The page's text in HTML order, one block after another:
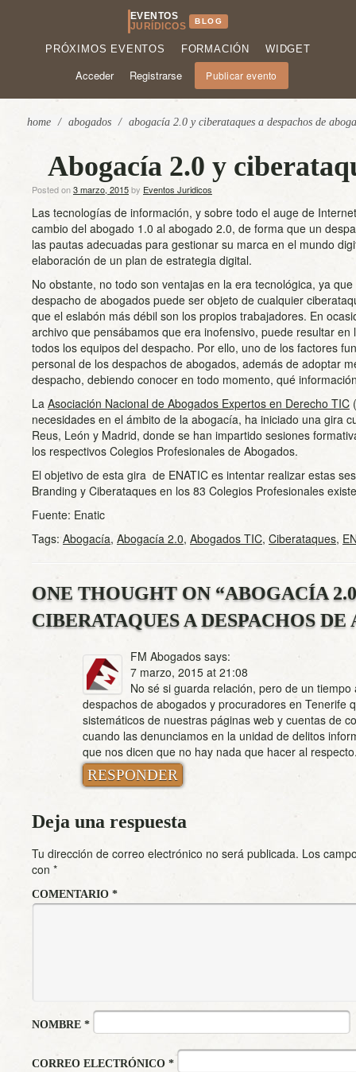
EVENTOS
JURÍDICOS
BLOG
PRÓXIMOS EVENTOS FORMACIÓN WIDGET
Acceder Registrarse Publicar evento
home / abogados / abogacía 2.0 y ciberataques a despachos de
Abogacía 2.0 y
Posted on3 marzo, 2015by Eventos Juridicos
Las tecnologías de información, y sobre todo el auge de
cambio del abogado 1.0 al abogado 2.0, de forma que un
las pautas adecuadas para gestionar su marca en el mundo
elaboración de un plan de estrategia digital.
No obstante, no todo son ventajas en la era tecnológica, ya
despacho de abogados puede ser objeto de cualquier
que el eslabón más débil son los propios trabajadores. En
archivo que pensábamos que era inofensivo, puede resultar
todos los equipos del despacho. Por ello, uno de los factores
personal de los despachos de abogados, además de adoptar
despacho, debiendo conocer en todo momento, qué
La Asociación Nacional de Abogados Expertos en Derecho TIC
necesidades en el ámbito de la abogacía, ha iniciado una gira
Reus, León y Madrid, donde se han impartido sesiones
los respectivos Colegios Profesionales de Abogados.
El objetivo de esta gira de ENATIC es intentar realizar estas
Branding y Ciberataques en los 83 Colegios Profesionales
Fuente: Enatic
Tags: Abogacía, Abogacía 2.0, Abogados TIC, Ciberataques,
ONE THOUGHT ON “ABOGACÍA
CIBERATAQUES A DESPACHOS DE
FM Abogados says:
7 marzo, 2015 at 21:08
No sé si guarda relación, pero de un
despachos de abogados y procuradores en Tenerife
sistemáticos de nuestras páginas web y cuentas de
cuando las denunciamos en la unidad de delitos
que nos dicen que no hay nada que hacer al
RESPONDER
Deja una respuesta
Tu dirección de correo electrónico no será publicada. Los
con *
COMENTARIO *
NOMBRE *
CORREO ELECTRÓNICO *